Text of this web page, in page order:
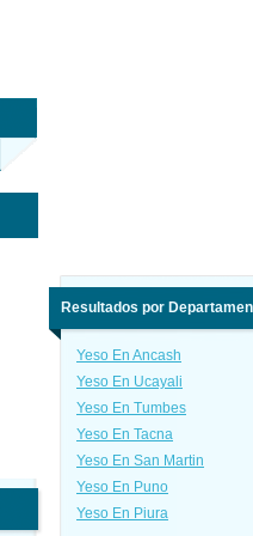
Resultados por
Yeso En Ancash
Yeso En Ucayali
Yeso En Tumbes
Yeso En Tacna
Yeso En San Martin
Yeso En Puno
Yeso En Piura